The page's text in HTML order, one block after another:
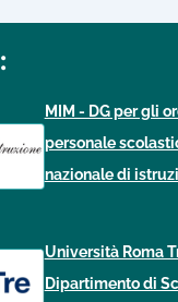
:
MIM - DG per gli
personale
nazionale di
Università Roma
Dipartimento di